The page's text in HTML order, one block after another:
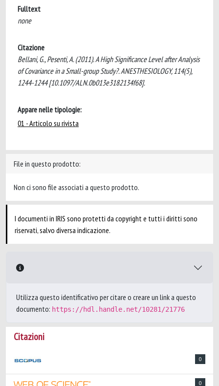
Fulltext
none
Citazione
Bellani, G., Pesenti, A. (2011). A High Significance Level after Analysis
of Covariance in a Small-group Study?. ANESTHESIOLOGY, 114(5),
1244-1244 [10.1097/ALN.0b013e3182134f68].
Appare nelle tipologie:
01 - Articolo su rivista
File in questo prodotto:
Non ci sono file associati a questo prodotto.
I documenti in IRIS sono protetti da copyright e tutti i diritti sono
riservati, salvo diversa indicazione.
Utilizza questo identificativo per citare o creare un link a questo
documento: https://hdl.handle.net/10281/21776
Citazioni
0
0